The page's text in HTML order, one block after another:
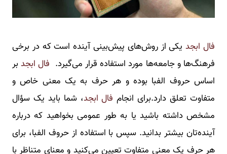
فال ابجدیکی از روش‌های پیش‌بینی آینده است که در برخی
فرهنگ‌ها و جامعه‌ها مورد استفاده قرار می‌گیرد. فال ابجدبر
اساس حروف الفبا بوده و هر حرف به یک معنی خاص و
متفاوت تعلق دارد.برای انجام فال ابجد، شما باید یک سؤال
مشخص داشته باشید یا به طور عمومی بخواهید که درباره
آینده‌تان بیشتر بدانید. سپس با استفاده از حروف الفبا، برای
هر حرف یک معنی متفاوت تعیین می‌کنید و معنای متناظر با